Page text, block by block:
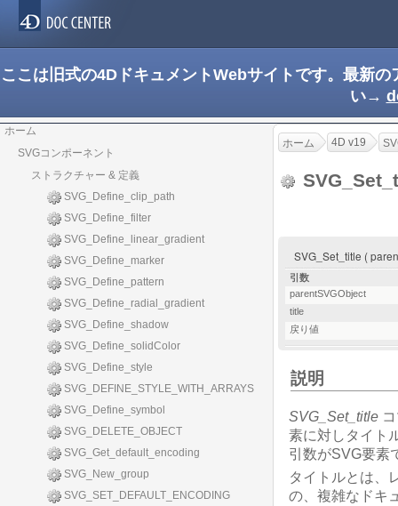
ここは旧式の4DドキュメントWebサイトです。最新
い→
ホーム
SVGコンポーネント
ストラクチャー & 定義
SVG_Define_clip_path
SVG_Define_filter
SVG_Define_linear_gradient
SVG_Define_marker
SVG_Define_pattern
SVG_Define_radial_gradient
SVG_Define_shadow
SVG_Define_solidColor
SVG_Define_style
SVG_DEFINE_STYLE_WITH_ARRAYS
SVG_Define_symbol
SVG_DELETE_OBJECT
SVG_Get_default_encoding
SVG_New_group
SVG_SET_DEFAULT_ENCODING
ホーム 4D v19
SVG_Set_title (
引数
parentSVGObject
title
戻り値
説明
SVG_Set_title
素に対しタイト
引数がSVG要素
タイトルとは、
の、複雑なドキ